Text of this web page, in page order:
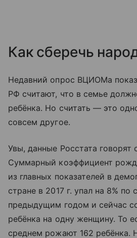
Как сберечь
Недавний опрос ВЦИОМа
РФ считают, что в семье
ребёнка. Но считать — это
совсем другое.
Увы, данные Росстата говорят
Суммарный коэффициент
из главных показателей в
стране в 2017 г. упал на 8% по
предыдущим годом и сейчас
ребёнка на одну женщину. То
среднем рожают 162 ребёнка.